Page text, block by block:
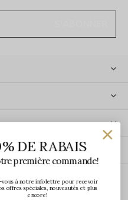
DE RABAIS
première commande!
vous à notre infolettre pour recevoir
offres spéciales, nouveautés et plus
encore!